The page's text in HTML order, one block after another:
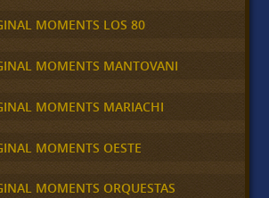
MOMENTS LOS 80
MOMENTS MANTOVANI
MOMENTS MARIACHI
MOMENTS OESTE
MOMENTS ORQUESTAS